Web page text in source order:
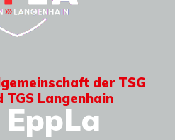
der TSG
TGS Langenhain
EppLa